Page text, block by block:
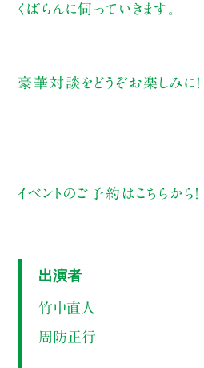
くばらんに伺っていきます。
豪華対談をどうぞお楽しみに！
イベントのご予約は こちら から！
出演者
竹中直人
周防正行